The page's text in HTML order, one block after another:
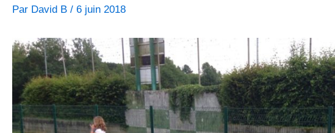
Par David B / 6 juin 2018